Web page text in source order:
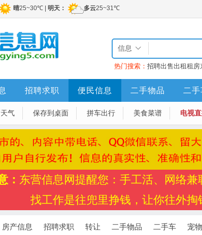
信息
热门搜索： 招聘出售出租租房
招聘求职 便民信息 二手物品 二手
气 保存到桌面 拼车出行 美食菜谱 电视
： 东营信息网提醒您：手工活、网络
找工作是往兜里挣钱，让你往外
房产信息 招聘求职 转让 二手物品 二手车 宠物